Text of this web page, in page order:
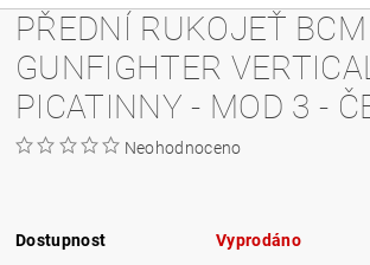
PŘEDNÍ RUKOJEŤ BCM
GUNFIGHTER
PICATINNY - MOD 3 -
Neohodnoceno
Dostupnost Vyprodáno